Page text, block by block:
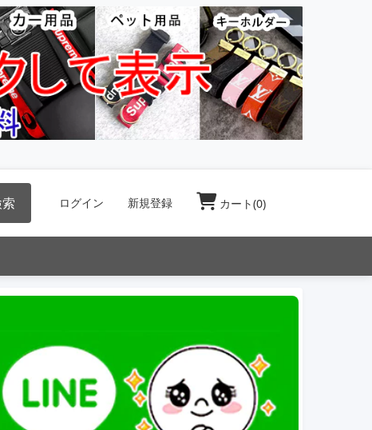
ログイン 新規登録 カート(0)